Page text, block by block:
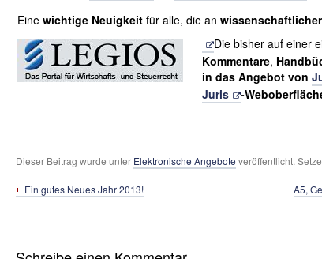
Einewichtige Neuigkeit für alle, die an
Die bisher auf einer
Kommentare,
in das Angebot von
Juris
-
Dieser Beitrag wurde unter Elektronische Angebote veröffentlicht.
Ein gutes Neues Jahr 2013!
A5,